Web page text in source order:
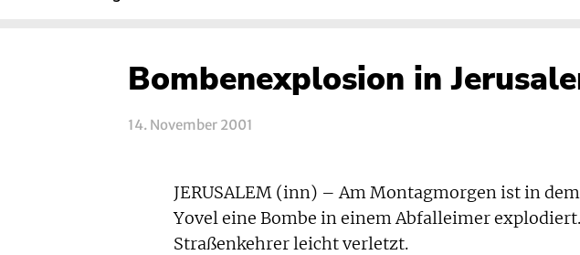
Bombenexplosion in
14. November 2001
JERUSALEM (inn) – Am Montagmorgen ist in
Yovel eine Bombe in einem Abfalleimer
Straßenkehrer leicht verletzt.